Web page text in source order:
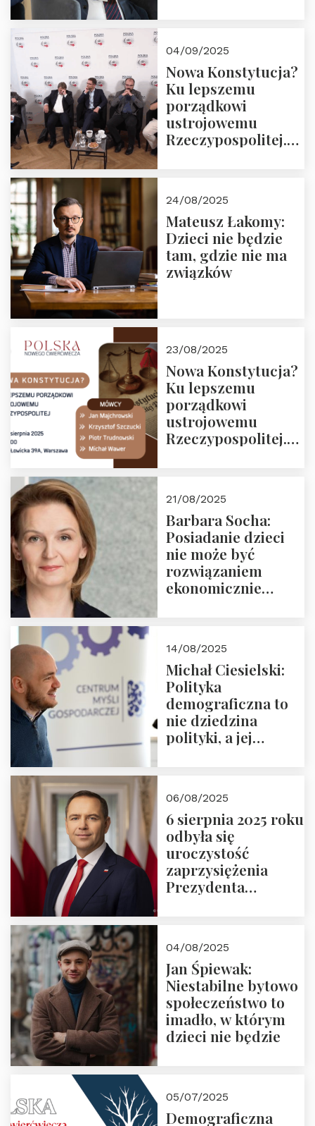
04/09/2025
Nowa Konstytucja?
Ku lepszemu
porządkowi
ustrojowemu
Rzeczypospolitej.
24/08/2025
Mateusz Łakomy:
Dzieci nie będzie
tam, gdzie nie ma
związków
23/08/2025
Nowa Konstytucja?
Ku lepszemu
porządkowi
ustrojowemu
Rzeczypospolitej.
Nowego
Ćwierćwiecza”
21/08/2025
Barbara Socha:
Posiadanie dzieci
nie może być
rozwiązaniem
ekonomicznie
14/08/2025
Michał Ciesielski:
Polityka
demograficzna to
nie dziedzina
polityki, a jej
06/08/2025
6 sierpnia 2025 roku
odbyła się
uroczystość
zaprzysiężenia
Prezydenta
Nawrockiego
04/08/2025
Jan Śpiewak:
Niestabilne bytowo
społeczeństwo to
imadło, w którym
dzieci nie będzie
05/07/2025
Demograficzna